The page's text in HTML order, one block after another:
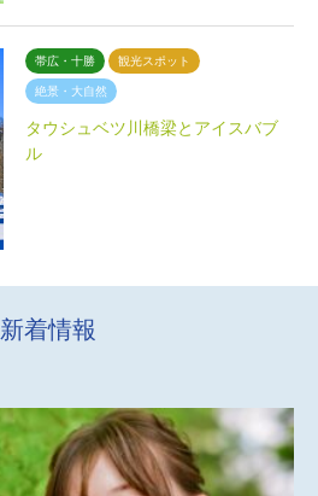
帯広・十勝 観光スポット
絶景・大自然
タウシュベツ川橋梁とアイスバブ
ル
新着情報